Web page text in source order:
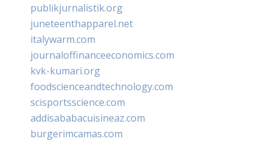
publikjurnalistik.org
juneteenthapparel.net
italywarm.com
journaloffinanceeconomics.com
kvk-kumari.org
foodscienceandtechnology.com
scisportsscience.com
addisababacuisineaz.com
burgerimcamas.com